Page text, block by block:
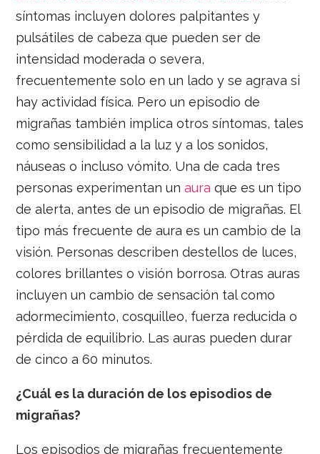
síntomas incluyen dolores palpitantes y
pulsátiles de cabeza que pueden ser de
intensidad moderada o severa,
frecuentemente solo en un lado y se agrava si
hay actividad física. Pero un episodio de
migrañas también implica otros síntomas, tales
como sensibilidad a la luz y a los sonidos,
náuseas o incluso vómito. Una de cada tres
personas experimentan un aura que es un tipo
de alerta, antes de un episodio de migrañas. El
tipo más frecuente de aura es un cambio de la
visión. Personas describen destellos de luces,
colores brillantes o visión borrosa. Otras auras
incluyen un cambio de sensación tal como
adormecimiento, cosquilleo, fuerza reducida o
pérdida de equilibrio. Las auras pueden durar
de cinco a 60 minutos.
¿Cuál es la duración de los episodios de
migrañas?
Los episodios de migrañas frecuentemente